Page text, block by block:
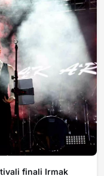
finali Irmak